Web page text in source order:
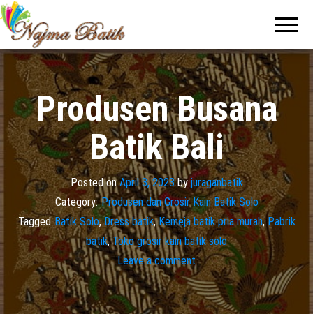
Jasa
Pembuatan
Seragam
Batik
Produsen Busana
Batik Bali
Posted onApril 3, 2023byjuraganbatik
Category: Produsen dan Grosir Kain Batik Solo
Tagged Batik Solo,Dress batik,Kemeja batik pria murah, Pabrik
batik,Toko grosir kain batik solo
Leave a comment